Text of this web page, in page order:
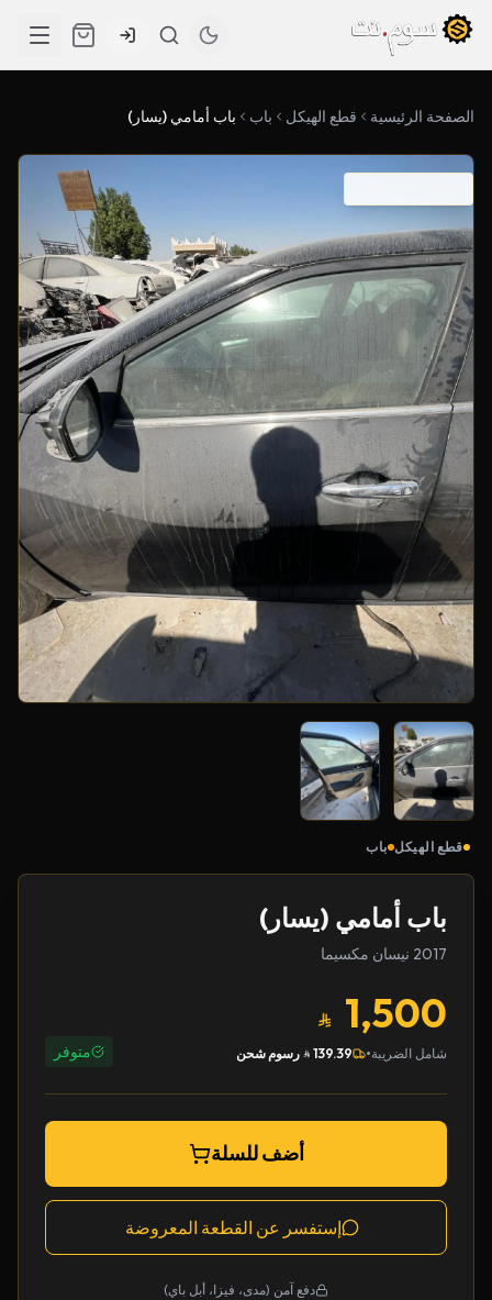
الصفحة الرئيسية قطع الهيكل باب باب أمامي (يسار)
قطع الهيكل باب
باب أمامي (يسار)
2017 نيسان مكسيما
1,500
شامل الضريبة•
139.39 رسوم شحن متوفر
أضف للسلة
إستفسر عن القطعة المعروضة
دفع آمن (مدى، فيزا، أبل باي)